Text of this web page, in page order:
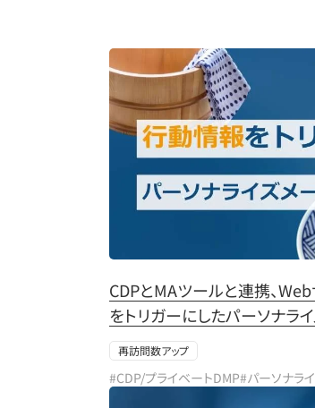
CDPとMAツールと連携、
をトリガーにしたパーソナラ
再訪問数アップ
#CDP/プライベートDMP#パーソナラ